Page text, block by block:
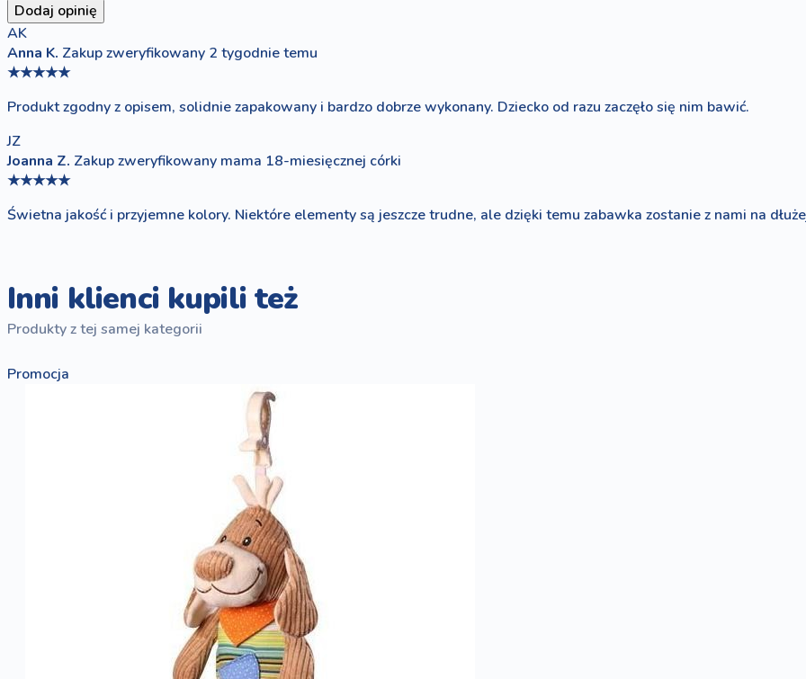
Dodaj opinię
AK
Anna K. Zakup zweryfikowany 2 tygodnie temu
★★★★★
Produkt zgodny z opisem, solidnie zapakowany i bardzo dobrze wykonany. Dziecko od razu zaczęło się nim bawić.
JZ
Joanna Z. Zakup zweryfikowany mama 18-miesięcznej córki
★★★★★
Świetna jakość i przyjemne kolory. Niektóre elementy są jeszcze trudne, ale dzięki temu zabawka zostanie z nami na
Inni klienci kupili też
Produkty z tej samej kategorii
Promocja